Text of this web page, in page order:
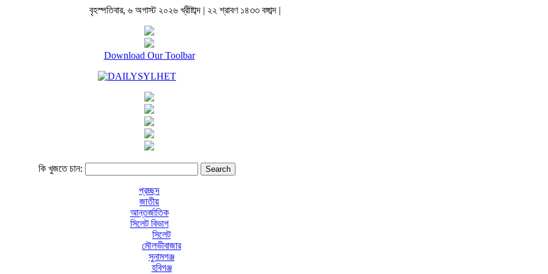
বৃহস্পতিবার, ৬ অগাস্ট ২০২৬ খ্রীষ্টাব্দ | ২২ শ্রাবণ ১৪৩৩ বঙ্গাব্দ |
Download Our Toolbar
কি খুজতে চান:
প্রচ্ছদ
জাতীয়
আন্তর্জাতিক
সিলেট বিভাগ
সিলেট
মৌলভীবাজার
সুনামগঞ্জ
হবিগঞ্জ